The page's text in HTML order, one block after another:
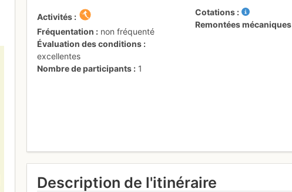
Activités
Fréquentation
non fréquenté
Évaluation des conditions
excellentes
Nombre de participants
1
Cotations
Remontées mécaniques
Description de l'itinéraire